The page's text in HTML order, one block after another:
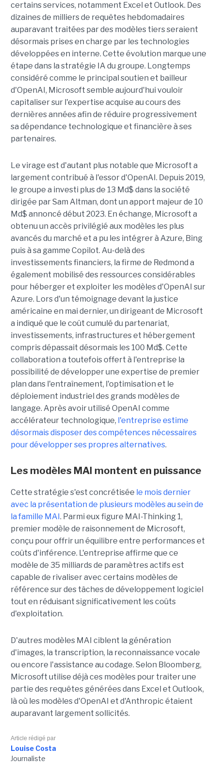
certains services, notamment Excel et Outlook. Des
dizaines de milliers de requêtes hebdomadaires
auparavant traitées par des modèles tiers seraient
désormais prises en charge par les technologies
développées en interne. Cette évolution marque une
étape dans la stratégie IA du groupe. Longtemps
considéré comme le principal soutien et bailleur
d'OpenAI, Microsoft semble aujourd'hui vouloir
capitaliser sur l'expertise acquise au cours des
dernières années afin de réduire progressivement
sa dépendance technologique et financière à ses
partenaires.
Le virage est d'autant plus notable que Microsoft a
largement contribué à l'essor d'OpenAI. Depuis 2019,
le groupe a investi plus de 13 Md$ dans la société
dirigée par Sam Altman, dont un apport majeur de 10
Md$ annoncé début 2023. En échange, Microsoft a
obtenu un accès privilégié aux modèles les plus
avancés du marché et a pu les intégrer à Azure, Bing
puis à sa gamme Copilot. Au-delà des
investissements financiers, la firme de Redmond a
également mobilisé des ressources considérables
pour héberger et exploiter les modèles d'OpenAI sur
Azure. Lors d'un témoignage devant la justice
américaine en mai dernier, un dirigeant de Microsoft
a indiqué que le coût cumulé du partenariat,
investissements, infrastructures et hébergement
compris dépassait désormais les 100 Md$. Cette
collaboration a toutefois offert à l'entreprise la
possibilité de développer une expertise de premier
plan dans l'entraînement, l'optimisation et le
déploiement industriel des grands modèles de
langage. Après avoir utilisé OpenAI comme
accélérateur technologique, l'entreprise estime
désormais disposer des compétences nécessaires
pour développer ses propres alternatives.
Les modèles MAI montent en puissance
Cette stratégie s'est concrétisée le mois dernier
avec la présentation de plusieurs modèles au sein de
la famille MAI. Parmi eux figure MAI-Thinking 1,
premier modèle de raisonnement de Microsoft,
conçu pour offrir un équilibre entre performances et
coûts d'inférence. L'entreprise affirme que ce
modèle de 35 milliards de paramètres actifs est
capable de rivaliser avec certains modèles de
référence sur des tâches de développement logiciel
tout en réduisant significativement les coûts
d'exploitation.
D'autres modèles MAI ciblent la génération
d'images, la transcription, la reconnaissance vocale
ou encore l'assistance au codage. Selon Bloomberg,
Microsoft utilise déjà ces modèles pour traiter une
partie des requêtes générées dans Excel et Outlook,
là où les modèles d'OpenAI et d'Anthropic étaient
auparavant largement sollicités.
Article rédigé par
Louise Costa
Journaliste